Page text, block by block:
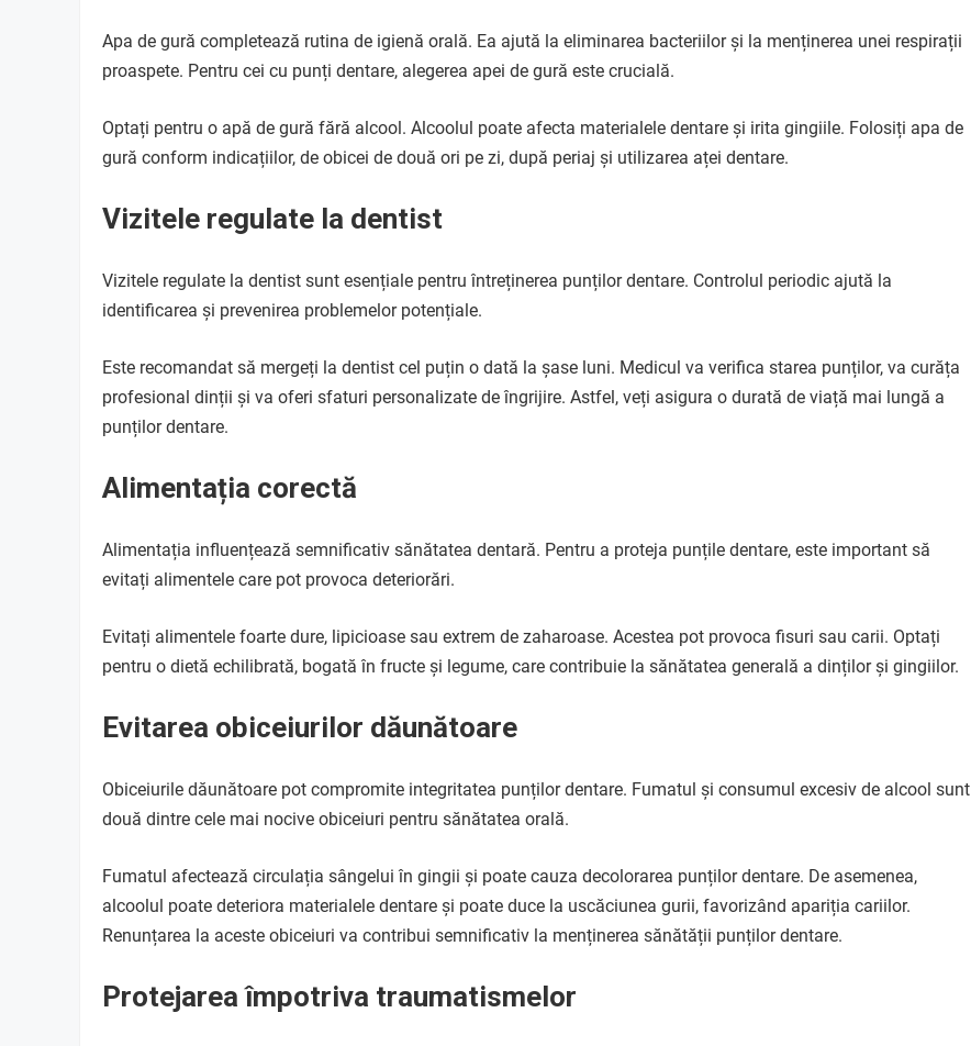
Apa de gură completează rutina de igienă orală. Ea ajută la eliminarea bacteriilor și la menținerea unei respirații
proaspete. Pentru cei cu punți dentare, alegerea apei de gură este crucială.
Optați pentru o apă de gură fără alcool. Alcoolul poate afecta materialele dentare și irita gingiile. Folosiți apa de
gură conform indicațiilor, de obicei de două ori pe zi, după periaj și utilizarea aței dentare.
Vizitele regulate la dentist
Vizitele regulate la dentist sunt esențiale pentru întreținerea punților dentare. Controlul periodic ajută la
identificarea și prevenirea problemelor potențiale.
Este recomandat să mergeți la dentist cel puțin o dată la șase luni. Medicul va verifica starea punților, va curăța
profesional dinții și va oferi sfaturi personalizate de îngrijire. Astfel, veți asigura o durată de viață mai lungă a
punților dentare.
Alimentația corectă
Alimentația influențează semnificativ sănătatea dentară. Pentru a proteja punțile dentare, este important să
evitați alimentele care pot provoca deteriorări.
Evitați alimentele foarte dure, lipicioase sau extrem de zaharoase. Acestea pot provoca fisuri sau carii. Optați
pentru o dietă echilibrată, bogată în fructe și legume, care contribuie la sănătatea generală a dinților și gingiilor.
Evitarea obiceiurilor dăunătoare
Obiceiurile dăunătoare pot compromite integritatea punților dentare. Fumatul și consumul excesiv de alcool sunt
două dintre cele mai nocive obiceiuri pentru sănătatea orală.
Fumatul afectează circulația sângelui în gingii și poate cauza decolorarea punților dentare. De asemenea,
alcoolul poate deteriora materialele dentare și poate duce la uscăciunea gurii, favorizând apariția cariilor.
Renunțarea la aceste obiceiuri va contribui semnificativ la menținerea sănătății punților dentare.
Protejarea împotriva traumatismelor